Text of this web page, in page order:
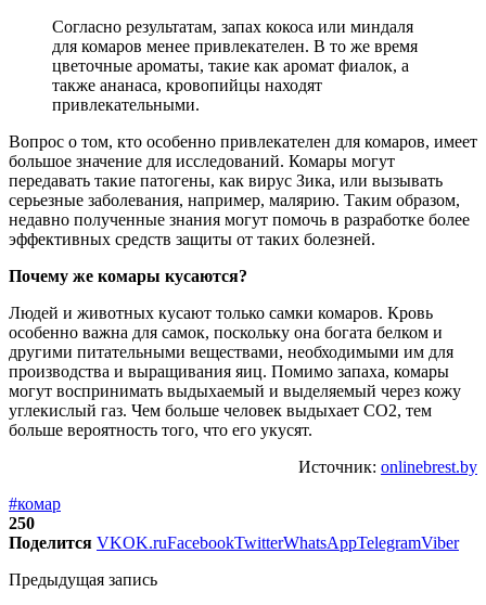
Согласно результатам, запах кокоса или миндаля
для комаров менее привлекателен. В то же время
цветочные ароматы, такие как аромат фиалок, а
также ананаса, кровопийцы находят
привлекательными.
Вопрос о том, кто особенно привлекателен для комаров, имеет
большое значение для исследований. Комары могут
передавать такие патогены, как вирус Зика, или вызывать
серьезные заболевания, например, малярию. Таким образом,
недавно полученные знания могут помочь в разработке более
эффективных средств защиты от таких болезней.
Почему же комары кусаются?
Людей и животных кусают только самки комаров. Кровь
особенно важна для самок, поскольку она богата белком и
другими питательными веществами, необходимыми им для
производства и выращивания яиц. Помимо запаха, комары
могут воспринимать выдыхаемый и выделяемый через кожу
углекислый газ. Чем больше человек выдыхает CO2, тем
больше вероятность того, что его укусят.
Источник: onlinebrest.by
#комар
250
Поделится VKOK.ruFacebookTwitterWhatsAppTelegramViber
Предыдущая запись